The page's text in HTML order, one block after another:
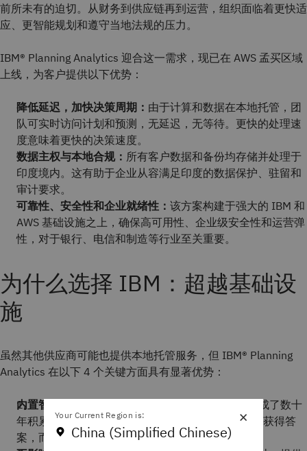
前所未有的迫切。从财务到供应链再到运营，组织面临着更快适
应、更智能规划和遵守当地法规的压力。
IBM® Planning Analytics 迎合这一需求，现已在 AWS 孟买区域
上线，为客户提供以下优势：
降低延迟，加快决策周期： 由于计算和数据在本地托管，团
队可实时访问计划和预测，无延迟，无等待。更快的处理速
度意味着更快的决策速度。
数据主权与本地合规： 所有客户数据和备份均存储并处理于
印度境内。这有助于企业从容满足印度的数据保护、驻留和
审计要求。
可靠性、安全性和企业就绪性： 该方案构建于强大的 IBM 和
AWS 基础设施之上，确保高可用性、企业级安全性和运营弹
性，对于银行、电信和制造等行业至关重要。
为什么选择 IBM：超越基础设
施
虽然其他供应商可能也提供本地托管服务，但 IBM® Planning
Analytics 在以下 4 个关键方面具有显著优势：
内置智能，而不仅仅是存储：
IBM 在软件中原生集成了数十
年积累的预测、诊断和可解释性 AI 专业知识。客户获得答
案，而不仅仅是访问权限。
×
Your Current Region is:
China (Simplified Chinese)